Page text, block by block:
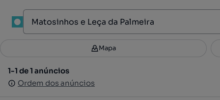
Filtros 3
1-1 de 1 anúncios
Ordem dos anúncios
Mapa
1-1 de 1 anúncios
Ordem dos anúncios